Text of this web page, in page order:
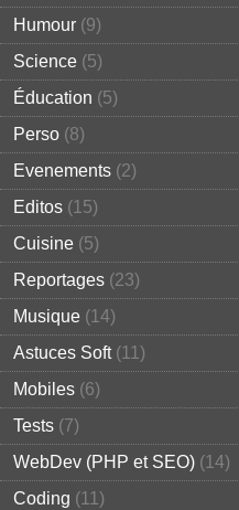
Humour (9)
Science (5)
Éducation (5)
Perso (8)
Evenements (2)
Editos (15)
Cuisine (5)
Reportages (23)
Musique (14)
Astuces Soft(11)
Mobiles (6)
Tests (7)
WebDev (PHP et SEO) (14)
Coding (11)